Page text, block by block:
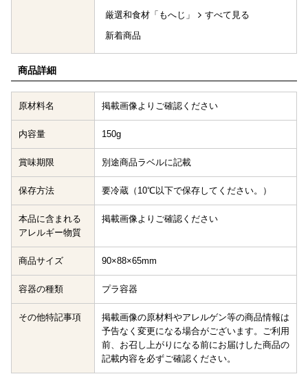
厳選和食材「もへじ」
すべて見る
新着商品
商品詳細
原材料名 掲載画像よりご確認ください
内容量 150g
賞味期限 別途商品ラベルに記載
保存方法 要冷蔵（10℃以下で保存してください。）
本品に含まれる
アレルギー物質
掲載画像よりご確認ください
商品サイズ 90×88×65mm
容器の種類 プラ容器
その他特記事項
掲載画像の原材料やアレルゲン等の商品情報は
予告なく変更になる場合がございます。ご利用
前、お召し上がりになる前にお届けした商品の
記載内容を必ずご確認ください。